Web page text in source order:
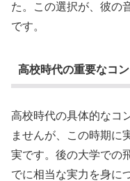
た。この選択が、彼の
です。
高校時代の重要なコ
高校時代の具体的なコ
ませんが、この時期に
実です。後の大学での
でに相当な実力を身に